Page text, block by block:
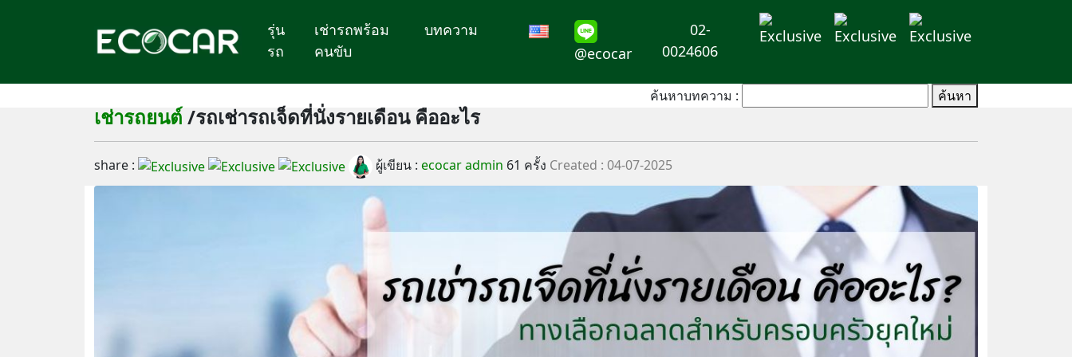
รุ่น
รถ
เช่ารถพร้อม
คนขับ
บทความ
@ecocar
02-
0024606
ค้นหาบทความ : ค้นหา
เช่ารถยนต์/รถเช่ารถเจ็ดที่นั่งรายเดือน คืออะไร
share : ผู้เขียน : ecocar admin 61 ครั้ง Created : 04-07-2025